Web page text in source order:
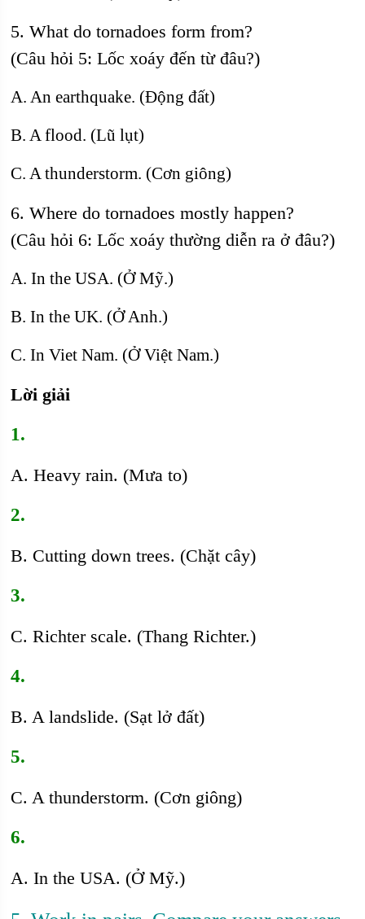
5. What do tornadoes form from?
(Câu hỏi 5: Lốc xoáy đến từ đâu?)
A. An earthquake. (Động đất)
B. A flood. (Lũ lụt)
C. A thunderstorm. (Cơn giông)
6. Where do tornadoes mostly happen?
(Câu hỏi 6: Lốc xoáy thường diễn ra ở đâu?)
A. In the USA. (Ở Mỹ.)
B. In the UK. (Ở Anh.)
C. In Viet Nam. (Ở Việt Nam.)
Lời giải
1.
A. Heavy rain. (Mưa to)
2.
B. Cutting down trees. (Chặt cây)
3.
C. Richter scale. (Thang Richter.)
4.
B. A landslide. (Sạt lở đất)
5.
C. A thunderstorm. (Cơn giông)
6.
A. In the USA. (Ở Mỹ.)